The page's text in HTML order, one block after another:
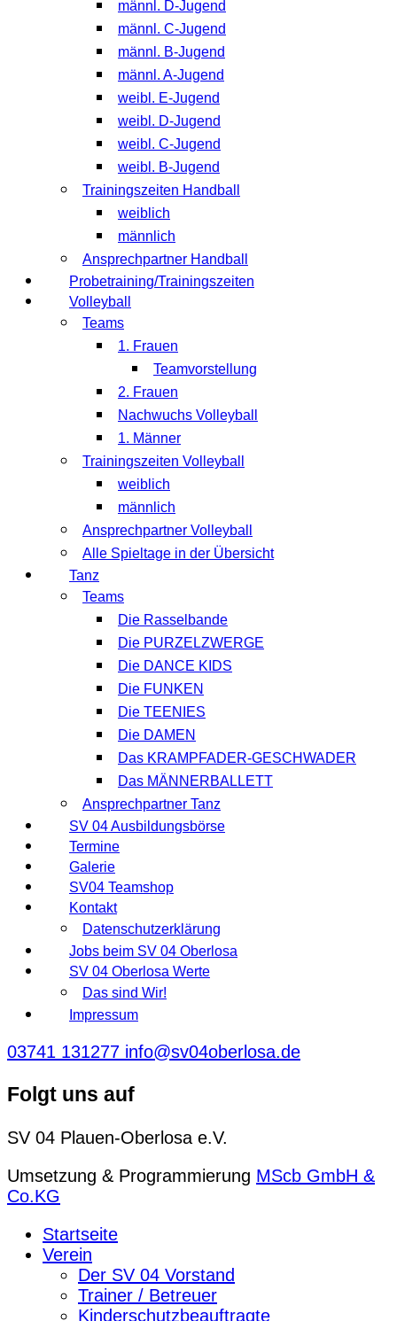
männl. D-Jugend
männl. C-Jugend
männl. B-Jugend
männl. A-Jugend
weibl. E-Jugend
weibl. D-Jugend
weibl. C-Jugend
weibl. B-Jugend
Trainingszeiten Handball
weiblich
männlich
Ansprechpartner Handball
Probetraining/Trainingszeiten
Volleyball
Teams
1. Frauen
Teamvorstellung
2. Frauen
Nachwuchs Volleyball
1. Männer
Trainingszeiten Volleyball
weiblich
männlich
Ansprechpartner Volleyball
Alle Spieltage in der Übersicht
Tanz
Teams
Die Rasselbande
Die PURZELZWERGE
Die DANCE KIDS
Die FUNKEN
Die TEENIES
Die DAMEN
Das KRAMPFADER-GESCHWADER
Das MÄNNERBALLETT
Ansprechpartner Tanz
SV 04 Ausbildungsbörse
Termine
Galerie
SV04 Teamshop
Kontakt
Datenschutzerklärung
Jobs beim SV 04 Oberlosa
SV 04 Oberlosa Werte
Das sind Wir!
Impressum
03741 131277 info@sv04oberlosa.de
Folgt uns auf
SV 04 Plauen-Oberlosa e.V.
Umsetzung & Programmierung MScb GmbH &
Co.KG
Startseite
Verein
Der SV 04 Vorstand
Trainer / Betreuer
Kinderschutzbeauftragte